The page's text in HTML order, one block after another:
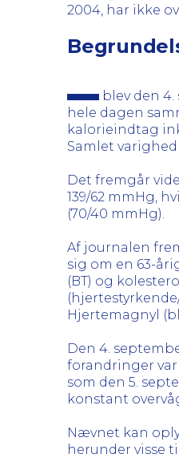
2004, har ikke
blev den
hele dagen
kalorieindtag
Samlet
Det fremgår
139/62 mmHg,
(70/40 mmHg).
Af journalen
sig om en 63-
(BT) og
Hjertemagnyl
Den 4.
forandringer
som den 5.
konstant
Nævnet kan
herunder visse